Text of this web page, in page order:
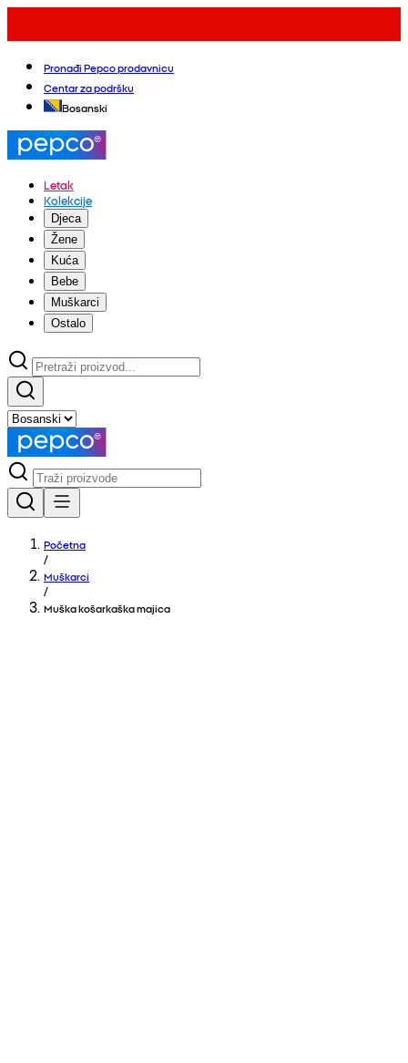
Pronađi Pepco prodavnicu
Centar za podršku
Bosanski
Letak
Kolekcije
Djeca
Žene
Kuća
Bebe
Muškarci
Ostalo
Početna
/
Muškarci
/
Muška košarkaška majica